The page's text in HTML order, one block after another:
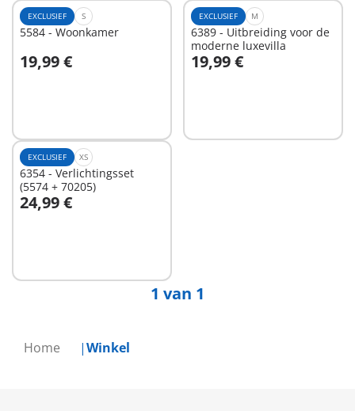
Home Winkel
EXCLUSIEF S
5584 - Woonkamer
19,99 €
In winkelwagen
EXCLUSIEF M
6389 - Uitbreiding voor de
moderne luxevilla
19,99 €
In winkelwagen
EXCLUSIEF XS
6354 - Verlichtingsset
(5574 + 70205)
24,99 €
In winkelwagen
1 van 1